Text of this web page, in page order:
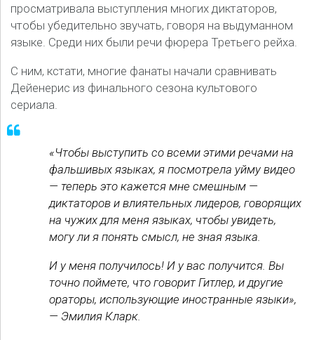
просматривала выступления многих диктаторов,
чтобы убедительно звучать, говоря на выдуманном
языке. Среди них были речи фюрера Третьего рейха.
С ним, кстати, многие фанаты начали сравнивать
Дейенерис из финального сезона культового
сериала.
«Чтобы выступить со всеми этими речами на
фальшивых языках, я посмотрела уйму видео
— теперь это кажется мне смешным —
диктаторов и влиятельных лидеров, говорящих
на чужих для меня языках, чтобы увидеть,
могу ли я понять смысл, не зная языка.
И у меня получилось! И у вас получится. Вы
точно поймете, что говорит Гитлер, и другие
ораторы, использующие иностранные языки»,
— Эмилия Кларк.